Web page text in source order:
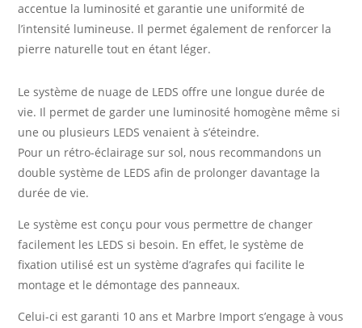
accentue la luminosité et garantie une uniformité de
l’intensité lumineuse. Il permet également de renforcer la
pierre naturelle tout en étant léger.
Le système de nuage de LEDS offre une longue durée de
vie. Il permet de garder une luminosité homogène même si
une ou plusieurs LEDS venaient à s’éteindre.
Pour un rétro-éclairage sur sol, nous recommandons un
double système de LEDS afin de prolonger davantage la
durée de vie.
Le système est conçu pour vous permettre de changer
facilement les LEDS si besoin. En effet, le système de
fixation utilisé est un système d’agrafes qui facilite le
montage et le démontage des panneaux.
Celui-ci est garanti 10 ans et Marbre Import s’engage à vous